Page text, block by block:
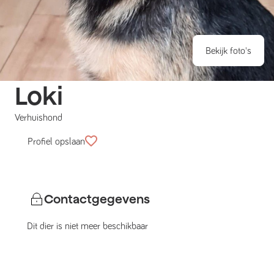
Bekijk foto's
Loki
Verhuishond
Profiel opslaan
Contactgegevens
Dit dier is niet meer beschikbaar